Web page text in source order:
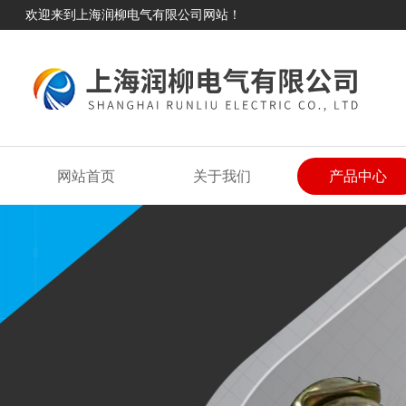
欢迎来到上海润柳电气有限公司网站！
网站首页 关于我们 产品中心